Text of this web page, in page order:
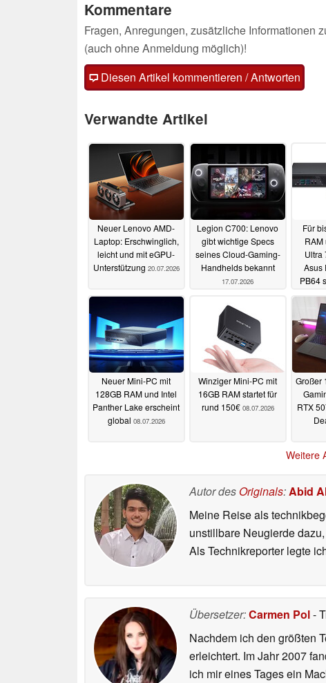
Kommentare
Fragen, Anregungen, zusätzliche Informationen
(auch ohne Anmeldung möglich)!
Diesen Artikel kommentieren / Antworten
Verwandte Artikel
Neuer Lenovo AMD-
Laptop: Erschwinglich,
leicht und mit eGPU-
Unterstützung 20.07.2026
Legion C700: Lenovo
gibt wichtige Specs
seines Cloud-Gaming-
Handhelds bekannt
17.07.2026
Für
RAM
Ultra
Asus
PB64
Neuer Mini-PC mit
128GB RAM und Intel
Panther Lake erscheint
global 08.07.2026
Winziger Mini-PC mit
16GB RAM startet für
rund 150€ 08.07.2026
Großer
RTX
Weitere
Autor des Originals:Abid
Meine Reise als
unstillbare Neugierde
Als Technikreporter legte
Übersetzer:Carmen Pol-
Nachdem ich den größten
erleichtert. Im Jahr 2007
ich mir eines Tages ein